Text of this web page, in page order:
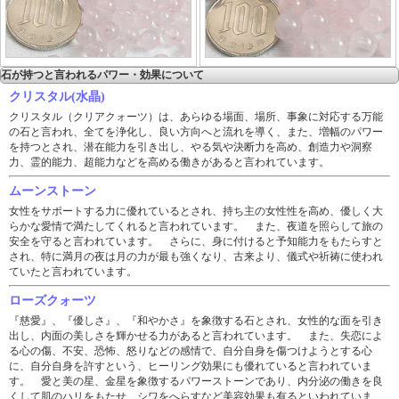
石が持つと言われるパワー・効果について
クリスタル(水晶)
クリスタル（クリアクォーツ）は、あらゆる場面、場所、事象に対応する万能
の石と言われ、全てを浄化し、良い方向へと流れを導く、また、増幅のパワー
を持つとされ、潜在能力を引き出し、やる気や決断力を高め、創造力や洞察
力、霊的能力、超能力などを高める働きがあると言われています。
ムーンストーン
女性をサポートする力に優れているとされ、持ち主の女性性を高め、優しく大
らかな愛情で満たしてくれると言われています。 また、夜道を照らして旅の
安全を守ると言われています。 さらに、身に付けると予知能力をもたらすと
され、特に満月の夜は月の力が最も強くなり、古来より、儀式や祈祷に使われ
ていたと言われています。
ローズクォーツ
『慈愛』、『優しさ』、『和やかさ』を象徴する石とされ、女性的な面を引き
出し、内面の美しさを輝かせる力があると言われています。 また、失恋によ
る心の傷、不安、恐怖、怒りなどの感情で、自分自身を傷つけようとする心
に、自分自身を許すという、ヒーリング効果にも優れていると言われていま
す。 愛と美の星、金星を象徴するパワーストーンであり、内分泌の働きを良
くして肌のハリをもたせ、シワをへらすなど美容効果も有るといわれていま